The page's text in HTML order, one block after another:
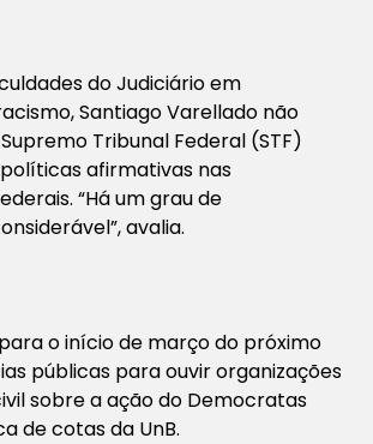
do Judiciário em
Santiago Varellado não
Tribunal Federal (STF)
afirmativas nas
“Há um grau de
avalia.
o início de março do próximo
públicas para ouvir organizações
sobre a ação do Democratas
de cotas da UnB.